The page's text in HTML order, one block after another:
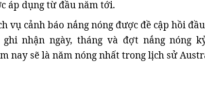
áp dụng từ đầu năm tới.
vụ cảnh báo nắng nóng được đề cập hồi
nhận ngày, tháng và đợt nắng nóng
nay sẽ là năm nóng nhất trong lịch sử